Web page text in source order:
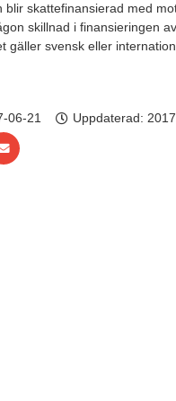
blir skattefinansierad med
skillnad i finansieringen
gäller svensk eller
06-21 Uppdaterad: